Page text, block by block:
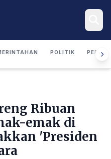
POLITIK
Ribuan
emak di
'Presiden